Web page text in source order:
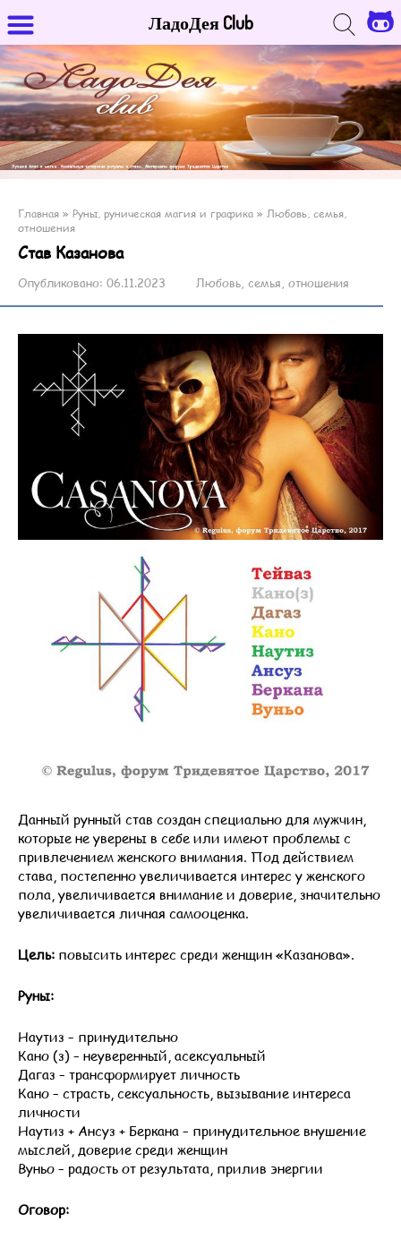
Главная » Руны, руническая магия и графика » Любовь, семья,
отношения
Став Казанова
Опубликовано: 06.11.2023 Любовь, семья, отношения
Данный рунный став создан специально для мужчин,
которые не уверены в себе или имеют проблемы с
привлечением женского внимания. Под действием
става, постепенно увеличивается интерес у женского
пола, увеличивается внимание и доверие, значительно
увеличивается личная самооценка.
Цель: повысить интерес среди женщин «Казанова».
Руны:
Наутиз – принудительно
Кано (з) – неуверенный, асексуальный
Дагаз – трансформирует личность
Кано – страсть, сексуальность, вызывание интереса
личности
Наутиз + Ансуз + Беркана – принудительное внушение
мыслей, доверие среди женщин
Вуньо – радость от результата, прилив энергии
Оговор:
ЛадоДея Club